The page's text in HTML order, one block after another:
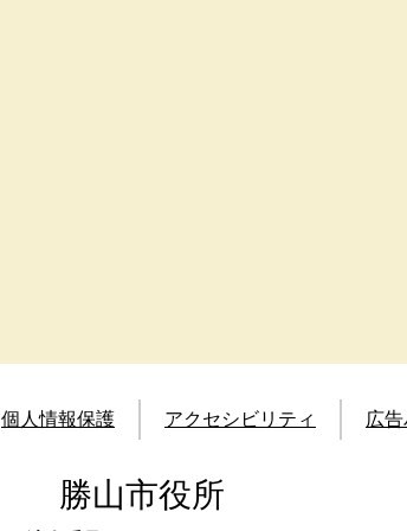
個人情報保護 アクセシビリティ 広
勝山市役所